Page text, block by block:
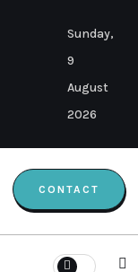
Sunday,
9
August
2026
CONTACT